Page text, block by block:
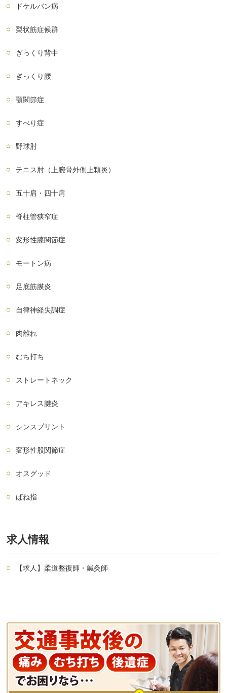
ドケルバン病
梨状筋症候群
ぎっくり背中
ぎっくり腰
顎関節症
すべり症
野球肘
テニス肘（上腕骨外側上顆炎）
五十肩・四十肩
脊柱管狭窄症
変形性膝関節症
モートン病
足底筋膜炎
自律神経失調症
肉離れ
むち打ち
ストレートネック
アキレス腱炎
シンスプリント
変形性股関節症
オスグッド
ばね指
求人情報
【求人】柔道整復師・鍼灸師